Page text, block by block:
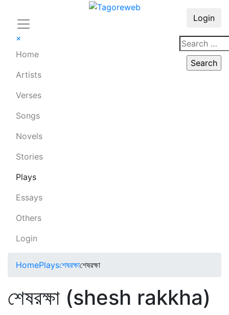
×
Home
Artists
Verses
Songs
Novels
Stories
Plays
Essays
Others
Login
Login
HomePlaysশেষরক্ষাশেষরক্ষা
শেষরক্ষা (shesh rakkha)